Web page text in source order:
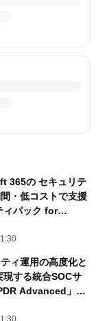
365の セキュリテ
・低コストで支援
ィパック for
供開始
ィ運用の高度化と
現する統合SOCサ
Advanced」を